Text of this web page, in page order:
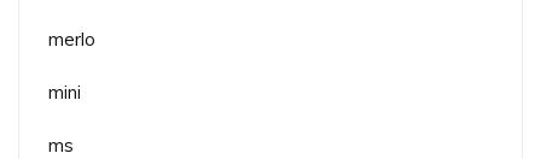
merlo
mini
ms